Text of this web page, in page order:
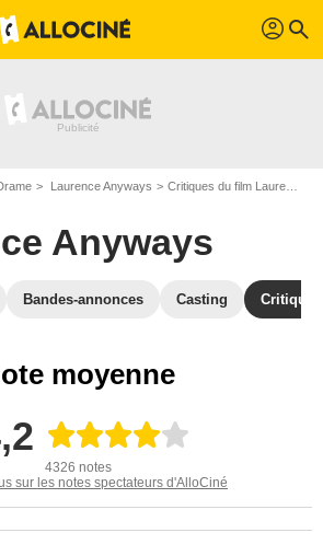
profil search
Laurence Anyways Critiques du film Laurence Anyways
Anyways
Bandes-annonces Casting
moyenne
4326 notes
sur les notes spectateurs d'AlloCiné